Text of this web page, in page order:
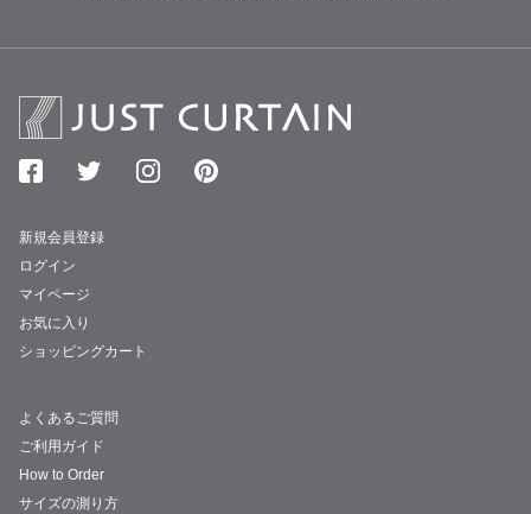
新規会員登録
ログイン
マイページ
お気に入り
ショッピングカート
よくあるご質問
ご利用ガイド
How to Order
サイズの測り方